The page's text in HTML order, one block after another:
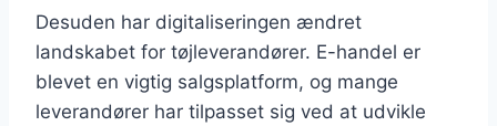
Desuden har digitaliseringen ændret
landskabet for tøjleverandører. E-handel er
blevet en vigtig salgsplatform, og mange
leverandører har tilpasset sig ved at udvikle